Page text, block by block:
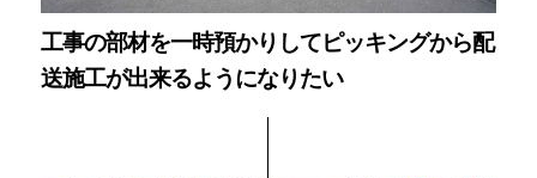
工事の部材を一時預かりしてピッキングから配
送施工が出来るようになりたい